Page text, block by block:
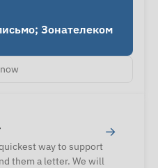
Зонателеком
way to support
them a letter. We will
→